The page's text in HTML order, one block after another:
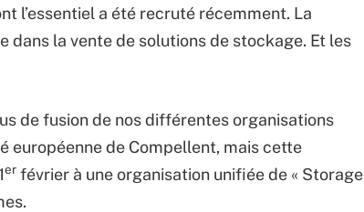
l’essentiel a été recruté récemment. La
dans la vente de solutions de stockage. Et les
de fusion de nos différentes organisations
européenne de Compellent, mais cette
er février à une organisation unifiée de « Storage